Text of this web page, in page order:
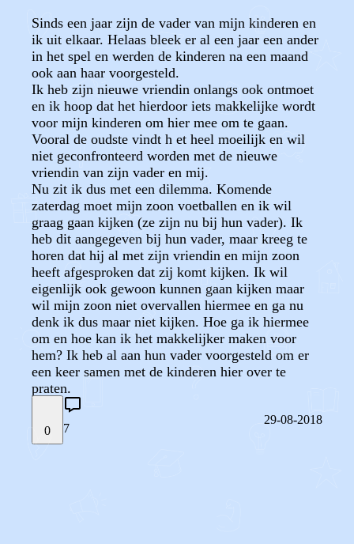
Sinds een jaar zijn de vader van mijn kinderen en
ik uit elkaar. Helaas bleek er al een jaar een ander
in het spel en werden de kinderen na een maand
ook aan haar voorgesteld.
Ik heb zijn nieuwe vriendin onlangs ook ontmoet
en ik hoop dat het hierdoor iets makkelijke wordt
voor mijn kinderen om hier mee om te gaan.
Vooral de oudste vindt h et heel moeilijk en wil
niet geconfronteerd worden met de nieuwe
vriendin van zijn vader en mij.
Nu zit ik dus met een dilemma. Komende
zaterdag moet mijn zoon voetballen en ik wil
graag gaan kijken (ze zijn nu bij hun vader). Ik
heb dit aangegeven bij hun vader, maar kreeg te
horen dat hij al met zijn vriendin en mijn zoon
heeft afgesproken dat zij komt kijken. Ik wil
eigenlijk ook gewoon kunnen gaan kijken maar
wil mijn zoon niet overvallen hiermee en ga nu
denk ik dus maar niet kijken. Hoe ga ik hiermee
om en hoe kan ik het makkelijker maken voor
hem? Ik heb al aan hun vader voorgesteld om er
een keer samen met de kinderen hier over te
praten.
0 7
29-08-2018